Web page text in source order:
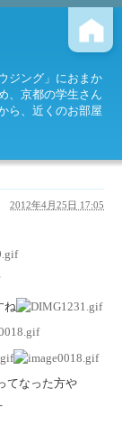
ジング」におまか
、京都の学生さん
ら、近くのお部屋
2012年4月25日 17:05
ね
てなった方や